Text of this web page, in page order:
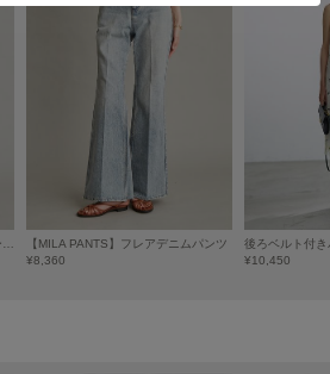
【MILA PANTS】フレアデニムパンツ
¥8,360
後ろベルト付
¥10,450